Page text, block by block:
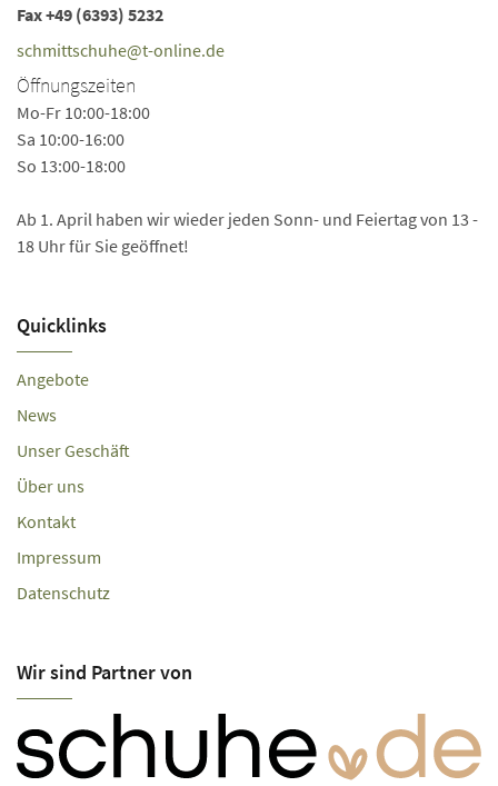
Fax +49 (6393) 5232
schmittschuhe@t-online.de
Öffnungszeiten
Mo-Fr 10:00-18:00
Sa 10:00-16:00
So 13:00-18:00
Ab 1. April haben wir wieder jeden Sonn- und Feiertag von 13 -
18 Uhr für Sie geöffnet!
Quicklinks
Angebote
News
Unser Geschäft
Über uns
Kontakt
Impressum
Datenschutz
Wir sind Partner von